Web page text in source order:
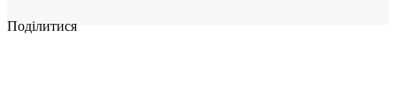
Поділитися